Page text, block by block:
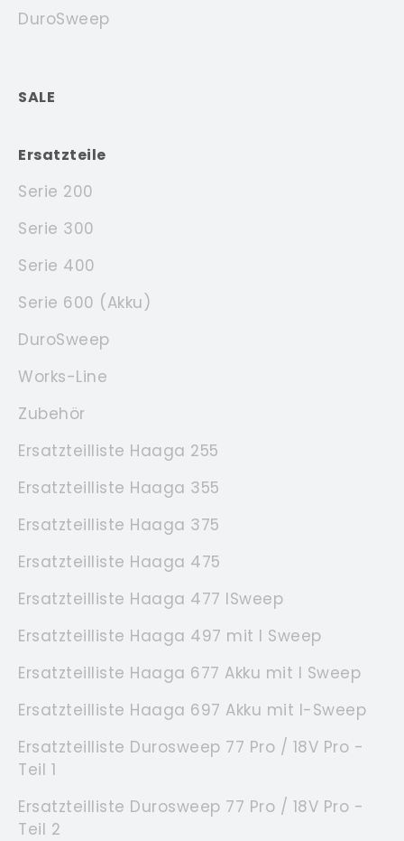
DuroSweep
SALE
Ersatzteile
Serie 200
Serie 300
Serie 400
Serie 600 (Akku)
DuroSweep
Works-Line
Zubehör
Ersatzteilliste Haaga 255
Ersatzteilliste Haaga 355
Ersatzteilliste Haaga 375
Ersatzteilliste Haaga 475
Ersatzteilliste Haaga 477 ISweep
Ersatzteilliste Haaga 497 mit I Sweep
Ersatzteilliste Haaga 677 Akku mit I Sweep
Ersatzteilliste Haaga 697 Akku mit I-Sweep
Ersatzteilliste Durosweep 77 Pro / 18V Pro -
Teil 1
Ersatzteilliste Durosweep 77 Pro / 18V Pro -
Teil 2